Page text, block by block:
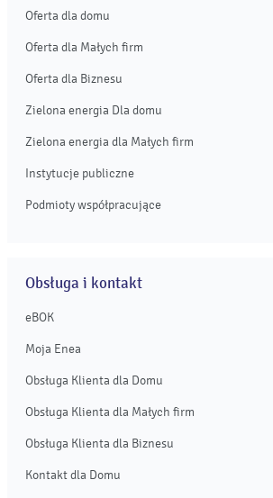
Oferta dla domu
Oferta dla Małych firm
Oferta dla Biznesu
Zielona energia Dla domu
Zielona energia dla Małych firm
Instytucje publiczne
Podmioty współpracujące
Obsługa i kontakt
eBOK
Moja Enea
Obsługa Klienta dla Domu
Obsługa Klienta dla Małych firm
Obsługa Klienta dla Biznesu
Kontakt dla Domu